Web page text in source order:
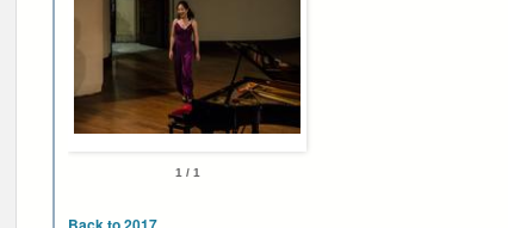
1 / 1